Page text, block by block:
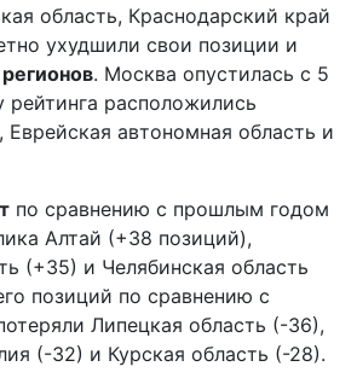
область, Краснодарский край
ухудшили свои позиции и
. Москва опустилась с 5
рейтинга расположились
Еврейская автономная область и
по сравнению с прошлым годом
Алтай (+38 позиций),
(+35) и Челябинская область
позиций по сравнению с
Липецкая область (-36),
(-32) и Курская область (-28).